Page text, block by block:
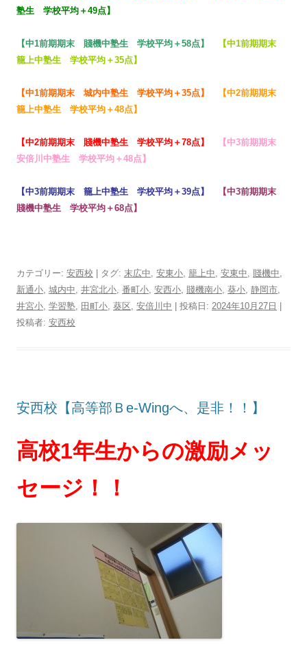
塾生 学校平均＋49点】
【中1前期期末 賤機中塾生 学校平均＋58点】 【中1前期期末
籠上中塾生 学校平均＋35点】
【中1前期期末 城内中塾生 学校平均＋35点】 【中2前期期末
籠上中塾生 学校平均＋48点】
【中2前期期末 賤機中塾生 学校平均＋78点】 【中3前期期末
安倍川中塾生 学校平均＋48点 】
【中3前期期末 籠上中塾生 学校平均＋39点】 【中3前期期末
賤機中塾生 学校平均＋68点】
カテゴリー: 安西校 | タグ: 末広中, 安東小, 籠上中, 安東中, 賤機中,
新通小, 城内中, 井宮北小, 番町小, 安西小, 賤機南小, 葵小, 静岡市,
井宮小, 学習塾, 田町小, 葵区, 安倍川中 | 投稿日: 2024年10月27日
投稿者: 安西校
安西校【高等部Ｂe-Wingへ、是非！！】
高校1年生からの激励メッ
セージ！！